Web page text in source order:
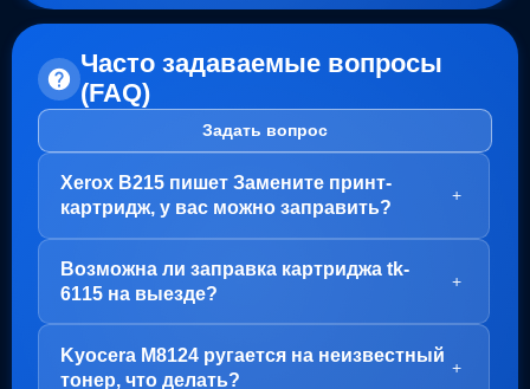
Часто задаваемые вопросы
(FAQ)
Задать вопрос
Xerox B215 пишет Замените принт-
картридж, у вас можно заправить?
+
В вашем случае, заправка картриджа не требуется.
Проблема с блоком барабана (Принт-картридж), у
него просто закончился ресурс.
Варианта два:
Возможна ли заправка картриджа tk-
6115 на выезде?
+
Да, заправка картриджа TK-6115 возможна как в
Kyocera M8124 ругается на неизвестный
тонер, что делать?
+